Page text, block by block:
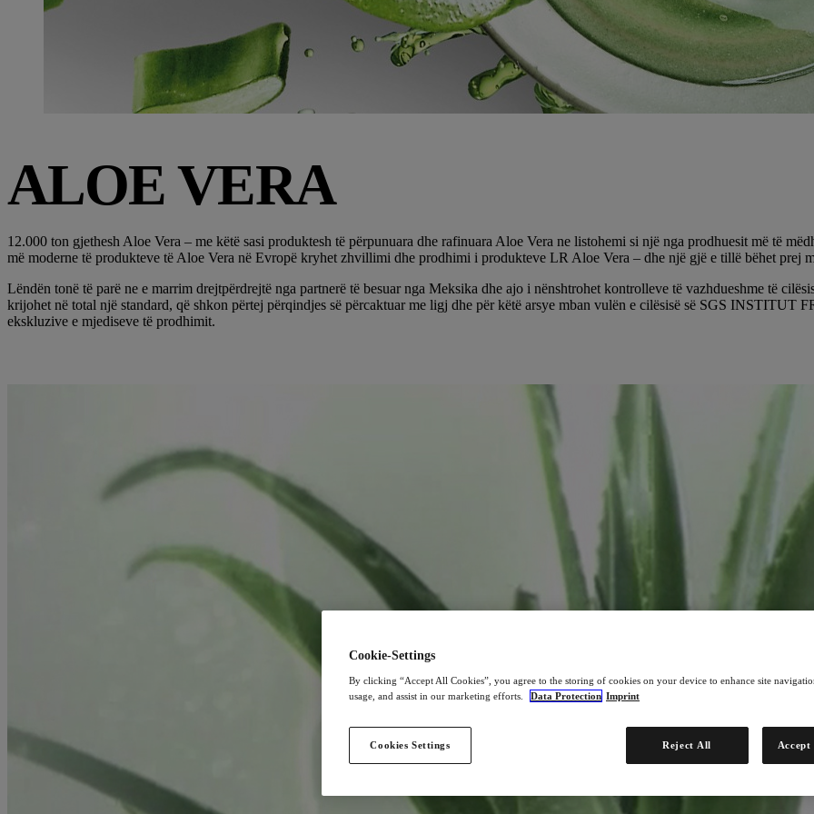
ALOE VERA
12.000 ton gjethesh Aloe Vera – me këtë sasi produktesh të përpunuara dhe rafinuara Aloe Vera ne listohemi si një nga prodhuesit më të
më moderne të produkteve të Aloe Vera në Evropë kryhet zhvillimi dhe prodhimi i produkteve LR Aloe Vera – dhe një gjë e tillë bëhet prej
Lëndën tonë të parë ne e marrim drejtpërdrejtë nga partnerë të besuar nga Meksika dhe ajo i nënshtrohet kontrolleve të vazhdueshme të
krijohet në total një standard, që shkon përtej përqindjes së përcaktuar me ligj dhe për këtë arsye mban vulën e cilësisë së SGS
ekskluzive e mjediseve të prodhimit.
Cookie-Settings
By clicking “Accept All Cookies”, you agree to the storing of cookies on your device to enhance site
usage, and assist in our marketing efforts.
Data Protection Imprint
Cookies Settings Reject All